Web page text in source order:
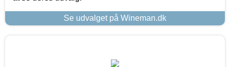
Se udvalget på Wineman.dk